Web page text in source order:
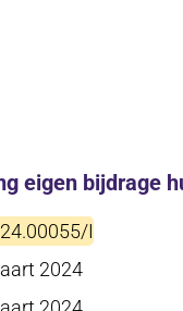
eigen bijdrage
I
2024